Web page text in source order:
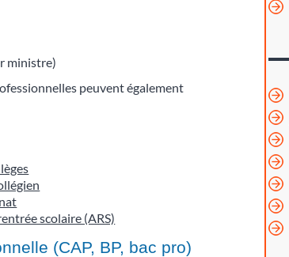
ministre)
peuvent également
scolaire (ARS)
(CAP, BP, bac pro)